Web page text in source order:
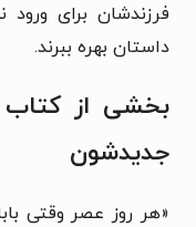
فرزندشان برای ورود
داستان بهره ببرند.
بخشی از کتاب
جدیدشون
«هر روز عصر وقتی